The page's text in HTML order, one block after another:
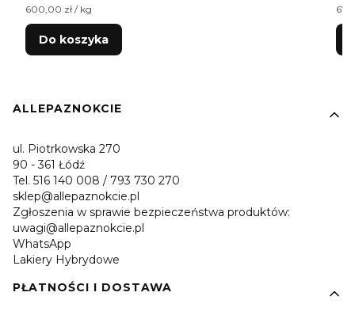
Cena jednostkowa netto
600,00 zł / kg
Do koszyka
Linki w stopce
ALLEPAZNOKCIE
ul. Piotrkowska 270
90 - 361 Łódź
Tel. 516 140 008 / 793 730 270
sklep@allepaznokcie.pl
Zgłoszenia w sprawie bezpieczeństwa produktów:
uwagi@allepaznokcie.pl
WhatsApp
Lakiery Hybrydowe
PŁATNOŚCI I DOSTAWA